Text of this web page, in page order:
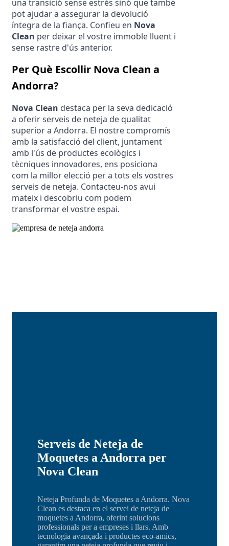
una transició sense estrès sinó que també
pot ajudar a assegurar la devolució
íntegra de la fiança. Confieu en Nova
Clean per deixar el vostre immoble lluent i
sense rastre d'ús anterior.
Per Què Escollir Nova Clean a
Andorra?
Nova Clean destaca per la seva dedicació
a oferir serveis de neteja de qualitat
superior a Andorra. El nostre compromís
amb la satisfacció del client, juntament
amb l'ús de productes ecològics i
tècniques innovadores, ens posiciona
com la millor elecció per a tots els vostres
serveis de neteja. Contacteu-nos avui
mateix i descobriu com podem
transformar el vostre espai.
Serveis de Neteja de
Moquetes a Andorra per
Nova Clean
Neteja Profunda de Moquetes a Andorra. Nova
Clean es destaca en el servei de neteja de
moquetes a Andorra, oferint solucions
professionals per a empreses i llars. Amb
tecnologia avançada i productes eco-amics,